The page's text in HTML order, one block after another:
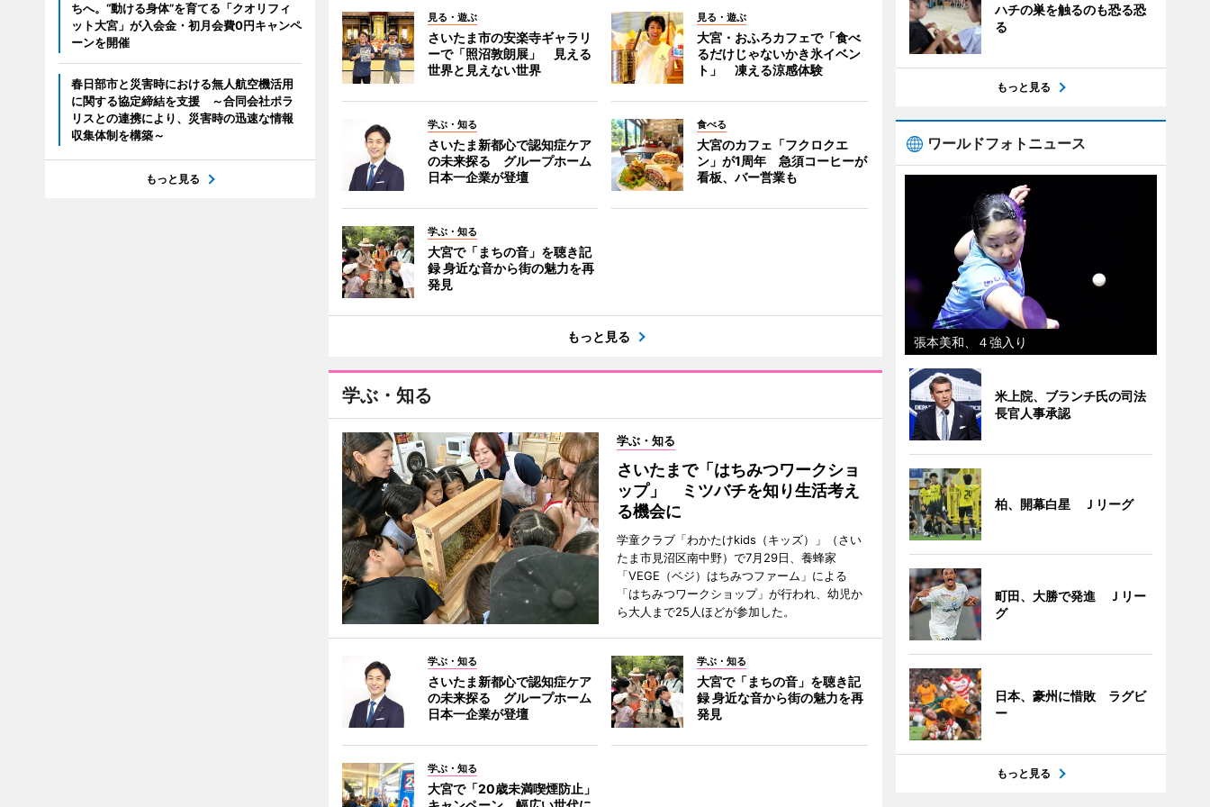
見る・遊ぶ
さいたま市の安楽寺ギャラリ
ーで「照沼敦朗展」 見える
世界と見えない世界
見る・遊ぶ
大宮・おふろカフェで「食べ
るだけじゃないかき氷イベン
ト」 凍える涼感体験
学ぶ・知る
さいたま新都心で認知症ケア
の未来探る グループホーム
日本一企業が登壇
食べる
大宮のカフェ「フクロクエ
ン」が1周年 急須コーヒーが
看板、バー営業も
学ぶ・知る
大宮で「まちの音」を聴き記
録 身近な音から街の魅力を再
発見
もっと見る
学ぶ・知る
学ぶ・知る
さいたまで「はちみつワークショ
ップ」 ミツバチを知り生活考え
る機会に
学童クラブ「わかたけkids（キッズ）」（さい
たま市見沼区南中野）で7月29日、養蜂家
「VEGE（ベジ）はちみつファーム」による
「はちみつワークショップ」が行われ、幼児か
ら大人まで25人ほどが参加した。
学ぶ・知る
さいたま新都心で認知症ケア
の未来探る グループホーム
日本一企業が登壇
学ぶ・知る
大宮で「まちの音」を聴き記
録 身近な音から街の魅力を再
発見
学ぶ・知る
大宮で「20歳未満喫煙防止」
ちへ。“動ける身体”を育てる「クオリフィ
ット大宮」が入会金・初月会費0円キャンペ
ーンを開催
春日部市と災害時における無人航空機活用
に関する協定締結を支援 ～合同会社ポラ
リスとの連携により、災害時の迅速な情報
収集体制を構築～
もっと見る
ハチの巣を触るのも恐る恐
る
もっと見る
ワールドフォトニュース
張本美和、４強入り
米上院、ブランチ氏の司法
長官人事承認
柏、開幕白星 Ｊリーグ
町田、大勝で発進 Ｊリー
グ
日本、豪州に惜敗 ラグビ
ー
もっと見る